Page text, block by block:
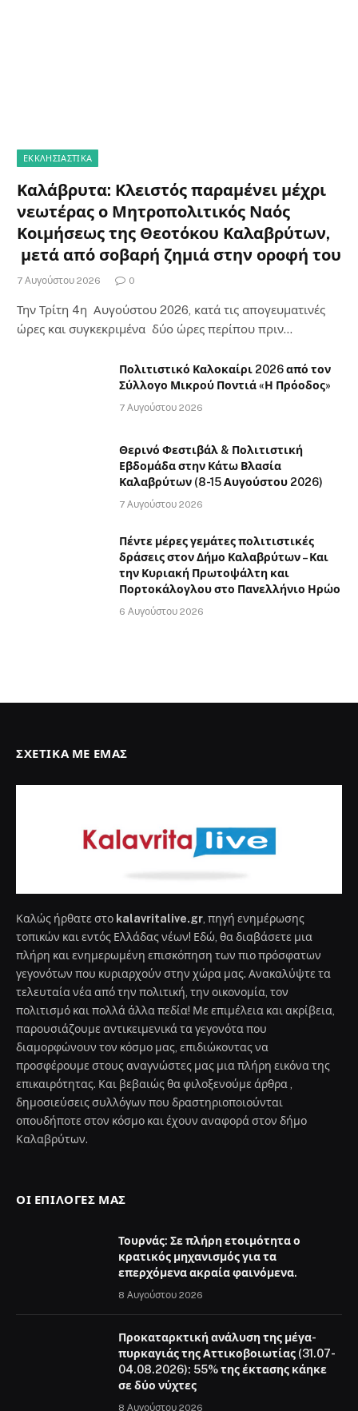
ΕΚΚΛΗΣΙΑΣΤΙΚΑ
Καλάβρυτα: Κλειστός παραμένει μέχρι
νεωτέρας ο Μητροπολιτικός Ναός
Κοιμήσεως της Θεοτόκου Καλαβρύτων,
μετά από σοβαρή ζημιά στην οροφή του
7 Αυγούστου 2026 0
Την Τρίτη 4η Αυγούστου 2026, κατά τις απογευματινές
ώρες και συγκεκριμένα δύο ώρες περίπου πριν…
Πολιτιστικό Καλοκαίρι 2026 από τον
Σύλλογο Μικρού Ποντιά «Η Πρόοδος»
7 Αυγούστου 2026
Θερινό Φεστιβάλ & Πολιτιστική
Εβδομάδα στην Κάτω Βλασία
Καλαβρύτων (8-15 Αυγούστου 2026)
7 Αυγούστου 2026
Πέντε μέρες γεμάτες πολιτιστικές
δράσεις στον Δήμο Καλαβρύτων – Και
την Κυριακή Πρωτοψάλτη και
Πορτοκάλογλου στο Πανελλήνιο Ηρώο
6 Αυγούστου 2026
ΣΧΕΤΙΚΆ ΜΕ ΕΜΆΣ
Καλώς ήρθατε στο kalavritalive.gr , πηγή ενημέρωσης
τοπικών και εντός Ελλάδας νέων! Εδώ, θα διαβάσετε μια
πλήρη και ενημερωμένη επισκόπηση των πιο πρόσφατων
γεγονότων που κυριαρχούν στην χώρα μας. Ανακαλύψτε τα
τελευταία νέα από την πολιτική, την οικονομία, τον
πολιτισμό και πολλά άλλα πεδία! Με επιμέλεια και ακρίβεια,
παρουσιάζουμε αντικειμενικά τα γεγονότα που
διαμορφώνουν τον κόσμο μας, επιδιώκοντας να
προσφέρουμε στους αναγνώστες μας μια πλήρη εικόνα της
επικαιρότητας. Και βεβαιώς θα φιλοξενούμε άρθρα ,
δημοσιεύσεις συλλόγων που δραστηριοποιούνται
οπουδήποτε στον κόσμο και έχουν αναφορά στον δήμο
Καλαβρύτων.
ΟΙ ΕΠΙΛΟΓΈΣ ΜΑΣ
Τουρνάς: Σε πλήρη ετοιμότητα ο
κρατικός μηχανισμός για τα
επερχόμενα ακραία φαινόμενα.
8 Αυγούστου 2026
Προκαταρκτική ανάλυση της μέγα-
πυρκαγιάς της Αττικοβοιωτίας (31.07-
04.08.2026): 55% της έκτασης κάηκε
σε δύο νύχτες
8 Αυγούστου 2026